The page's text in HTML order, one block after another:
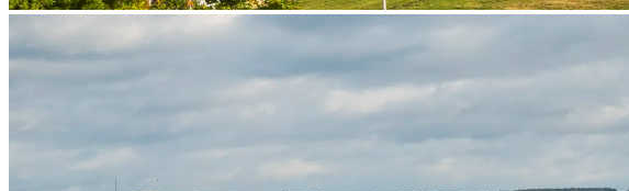
Innovation
Tillgång till marknader